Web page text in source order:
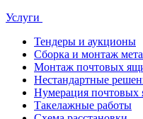
Услуги
Тендеры и аукционы
Сборка и монтаж
Монтаж почтовых
Нестандартные
Нумерация почтовых
Такелажные работы